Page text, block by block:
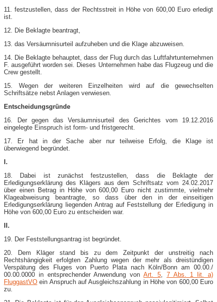
11. festzustellen, dass der Rechtsstreit in Höhe von 600,00 Euro erledigt
ist.
12. Die Beklagte beantragt,
13. das Versäumnisurteil aufzuheben und die Klage abzuweisen.
14. Die Beklagte behauptet, dass der Flug durch das Luftfahrtunternehmen
F. ausgeführt worden sei. Dieses Unternehmen habe das Flugzeug und die
Crew gestellt.
15. Wegen der weiteren Einzelheiten wird auf die gewechselten
Schriftsätze nebst Anlagen verwiesen.
Entscheidungsgründe
16. Der gegen das Versäumnisurteil des Gerichtes vom 19.12.2016
eingelegte Einspruch ist form- und fristgerecht.
17. Er hat in der Sache aber nur teilweise Erfolg, die Klage ist
überwiegend begründet.
I.
18. Dabei ist zunächst festzustellen, dass die Beklagte der
Erledigungserklärung des Klägers aus dem Schriftsatz vom 24.02.2017
über einen Betrag in Höhe von 600,00 Euro nicht zustimmte, vielmehr
Klageabweisung beantragte, so dass über den in der einseitigen
Erledigungserklärung liegenden Antrag auf Feststellung der Erledigung in
Höhe von 600,00 Euro zu entscheiden war.
II.
19. Der Feststellungsantrag ist begründet.
20. Dem Kläger stand bis zu dem Zeitpunkt der unstreitig nach
Rechtshängigkeit erfolgten Zahlung wegen der mehr als dreistündigen
Verspätung des Fluges von Puerto Plata nach Köln/Bonn am 00.00./
00.00.0000 in entsprechender Anwendung vonArt. 5, 7 Abs. 1 lit. a)
FluggastVO ein Anspruch auf Ausgleichszahlung in Höhe von 600,00 Euro
zu.